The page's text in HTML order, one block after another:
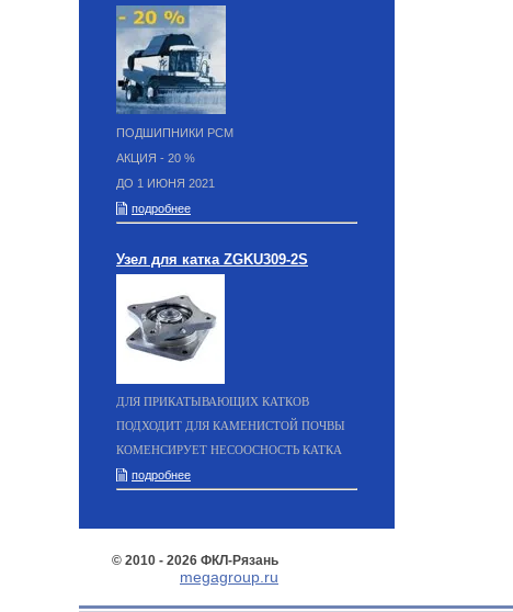
ПОДШИПНИКИ РСМ
АКЦИЯ - 20 %
ДО 1 ИЮНЯ 2021
подробнее
Узел для катка ZGKU309-2S
ДЛЯ ПРИКАТЫВАЮЩИХ КАТКОВ
ПОДХОДИТ ДЛЯ КАМЕНИСТОЙ ПОЧВЫ
КОМЕНСИРУЕТ НЕСООСНОСТЬ КАТКА
подробнее
© 2010 - 2026 ФКЛ-Рязань
megagroup.ru